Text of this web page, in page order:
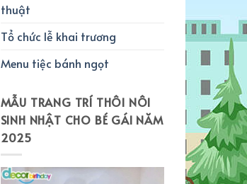
thuật
Tổ chức lễ khai trương
Menu tiệc bánh ngọt
MẪU TRANG TRÍ THÔI NÔI
SINH NHẬT CHO BÉ GÁI NĂM
2025